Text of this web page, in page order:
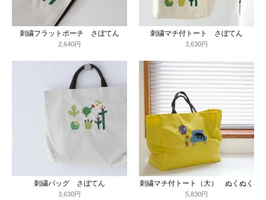
刺繍フラットポーチ さぼてん
2,640円
刺繍マチ付トート さぼてん
3,630円
刺繍バッグ さぼてん
3,630円
刺繍マチ付トート（大） ぬくぬく
5,830円